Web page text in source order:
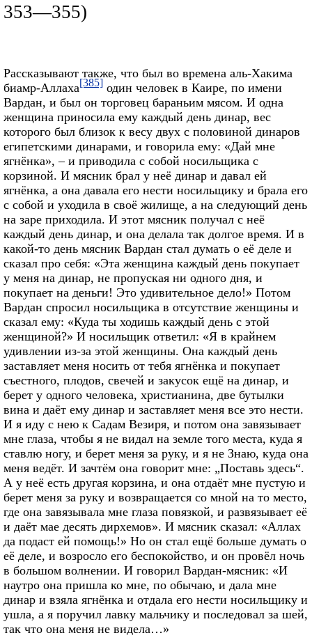
353—355)
Рассказывают также, что был во времена аль-Хакима
биамр-Аллаха[385] один человек в Каире, по имени
Вардан, и был он торговец бараньим мясом. И одна
женщина приносила ему каждый день динар, вес
которого был близок к весу двух с половиной динаров
египетскими динарами, и говорила ему: «Дай мне
ягнёнка», – и приводила с собой носильщика с
корзиной. И мясник брал у неё динар и давал ей
ягнёнка, а она давала его нести носильщику и брала его
с собой и уходила в своё жилище, а на следующий день
на заре приходила. И этот мясник получал с неё
каждый день динар, и она делала так долгое время. И в
какой-то день мясник Вардан стал думать о её деле и
сказал про себя: «Эта женщина каждый день покупает
у меня на динар, не пропуская ни одного дня, и
покупает на деньги! Это удивительное дело!» Потом
Вардан спросил носильщика в отсутствие женщины и
сказал ему: «Куда ты ходишь каждый день с этой
женщиной?» И носильщик ответил: «Я в крайнем
удивлении из-за этой женщины. Она каждый день
заставляет меня носить от тебя ягнёнка и покупает
съестного, плодов, свечей и закусок ещё на динар, и
берет у одного человека, христианина, две бутылки
вина и даёт ему динар и заставляет меня все это нести.
И я иду с нею к Садам Везиря, и потом она завязывает
мне глаза, чтобы я не видал на земле того места, куда я
ставлю ногу, и берет меня за руку, и я не Знаю, куда она
меня ведёт. И зачтём она говорит мне: „Поставь здесь“.
А у неё есть другая корзина, и она отдаёт мне пустую и
берет меня за руку и возвращается со мной на то место,
где она завязывала мне глаза повязкой, и развязывает её
и даёт мае десять дирхемов». И мясник сказал: «Аллах
да подаст ей помощь!» Но он стал ещё больше думать о
её деле, и возросло его беспокойство, и он провёл ночь
в большом волнении. И говорил Вардан-мясник: «И
наутро она пришла ко мне, по обычаю, и дала мне
динар и взяла ягнёнка и отдала его нести носильщику и
ушла, а я поручил лавку мальчику и последовал за шей,
так что она меня не видела…»